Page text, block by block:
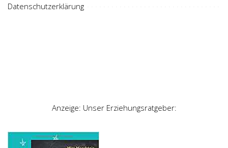
Datenschutzerklärung
Anzeige: Unser Erziehungsratgeber: